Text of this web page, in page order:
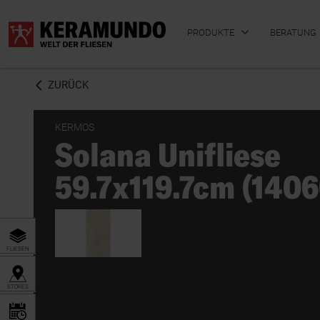
PRODUKTE
BADFLIESEN KÜCHENFLIESEN
BERATUNG
ZURÜCK
KERMOS
Solana Unifliese
59.7x119.7cm
FLIESEN
STORES